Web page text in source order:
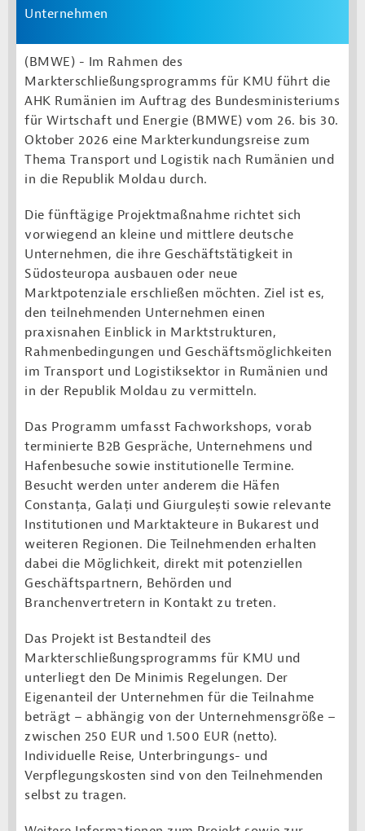
Unternehmen
(BMWE) - Im Rahmen des
Markterschließungsprogramms für KMU führt die
AHK Rumänien im Auftrag des Bundesministeriums
für Wirtschaft und Energie (BMWE) vom 26. bis 30.
Oktober 2026 eine Markterkundungsreise zum
Thema Transport und Logistik nach Rumänien und
in die Republik Moldau durch.
Die fünftägige Projektmaßnahme richtet sich
vorwiegend an kleine und mittlere deutsche
Unternehmen, die ihre Geschäftstätigkeit in
Südosteuropa ausbauen oder neue
Marktpotenziale erschließen möchten. Ziel ist es,
den teilnehmenden Unternehmen einen
praxisnahen Einblick in Marktstrukturen,
Rahmenbedingungen und Geschäftsmöglichkeiten
im Transport und Logistiksektor in Rumänien und
in der Republik Moldau zu vermitteln.
Das Programm umfasst Fachworkshops, vorab
terminierte B2B Gespräche, Unternehmens und
Hafenbesuche sowie institutionelle Termine.
Besucht werden unter anderem die Häfen
Constanța, Galați und Giurgulești sowie relevante
Institutionen und Marktakteure in Bukarest und
weiteren Regionen. Die Teilnehmenden erhalten
dabei die Möglichkeit, direkt mit potenziellen
Geschäftspartnern, Behörden und
Branchenvertretern in Kontakt zu treten.
Das Projekt ist Bestandteil des
Markterschließungsprogramms für KMU und
unterliegt den De Minimis Regelungen. Der
Eigenanteil der Unternehmen für die Teilnahme
beträgt – abhängig von der Unternehmensgröße –
zwischen 250 EUR und 1.500 EUR (netto).
Individuelle Reise, Unterbringungs- und
Verpflegungskosten sind von den Teilnehmenden
selbst zu tragen.